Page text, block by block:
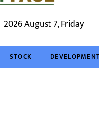
2026 August 7, Friday
STOCK DEVELOPMENT